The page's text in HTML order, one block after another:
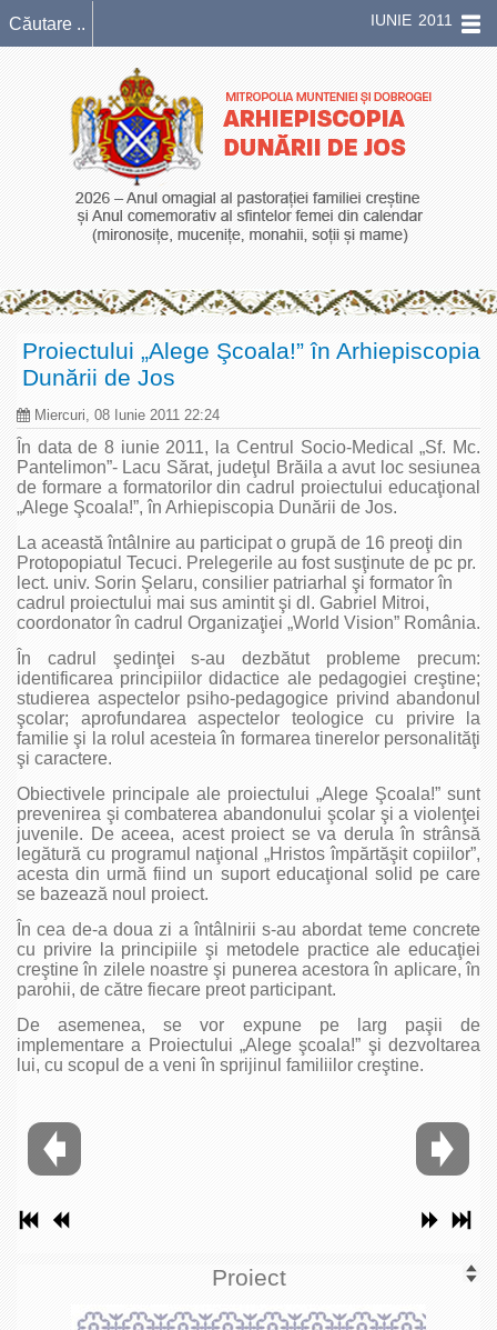
IUNIE 2011
Proiectului „Alege Şcoala!” în Arhiepiscopia
Dunării de Jos
Miercuri, 08 Iunie 2011 22:24
În data de 8 iunie 2011, la Centrul Socio-Medical „Sf. Mc.
Pantelimon”- Lacu Sărat, judeţul Brăila a avut loc sesiunea
de formare a formatorilor din cadrul proiectului educaţional
„Alege Şcoala!”, în Arhiepiscopia Dunării de Jos.
La această întâlnire au participat o grupă de 16 preoţi din
Protopopiatul Tecuci. Prelegerile au fost susţinute de pc pr.
lect. univ. Sorin Şelaru, consilier patriarhal şi formator în
cadrul proiectului mai sus amintit şi dl. Gabriel Mitroi,
coordonator în cadrul Organizaţiei „World Vision” România.
În cadrul şedinţei s-au dezbătut probleme precum:
identificarea principiilor didactice ale pedagogiei creştine;
studierea aspectelor psiho-pedagogice privind abandonul
şcolar; aprofundarea aspectelor teologice cu privire la
familie şi la rolul acesteia în formarea tinerelor personalităţi
şi caractere.
Obiectivele principale ale proiectului „Alege Şcoala!” sunt
prevenirea şi combaterea abandonului şcolar şi a violenţei
juvenile. De aceea, acest proiect se va derula în strânsă
legătură cu programul naţional „Hristos împărtăşit copiilor”,
acesta din urmă fiind un suport educaţional solid pe care
se bazează noul proiect.
În cea de-a doua zi a întâlnirii s-au abordat teme concrete
cu privire la principiile şi metodele practice ale educaţiei
creştine în zilele noastre şi punerea acestora în aplicare, în
parohii, de către fiecare preot participant.
De asemenea, se vor expune pe larg paşii de
implementare a Proiectului „Alege şcoala!” şi dezvoltarea
lui, cu scopul de a veni în sprijinul familiilor creştine.
Proiect